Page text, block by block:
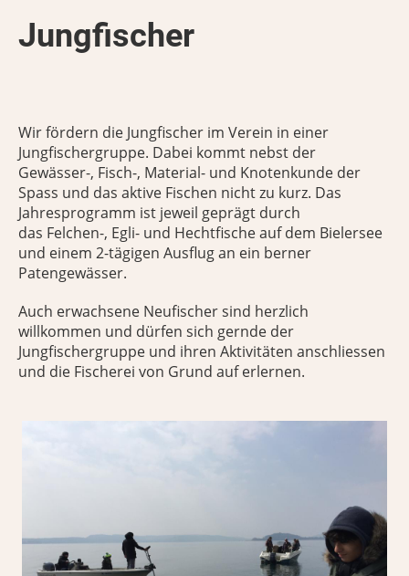
Jungfischer
Wir fördern die Jungfischer im Verein in einer
Jungfischergruppe. Dabei kommt nebst der
Gewässer-, Fisch-, Material- und Knotenkunde der
Spass und das aktive Fischen nicht zu kurz. Das
Jahresprogramm ist jeweil geprägt durch
das Felchen-, Egli- und Hechtfische auf dem Bielersee
und einem 2-tägigen Ausflug an ein berner
Patengewässer.
Auch erwachsene Neufischer sind herzlich
willkommen und dürfen sich gernde der
Jungfischergruppe und ihren Aktivitäten anschliessen
und die Fischerei von Grund auf erlernen.